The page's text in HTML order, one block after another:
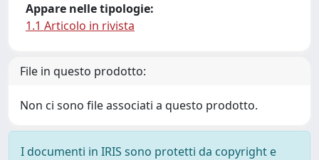
Appare nelle tipologie:
1.1 Articolo in rivista
File in questo prodotto:
Non ci sono file associati a questo prodotto.
I documenti in IRIS sono protetti da copyright e